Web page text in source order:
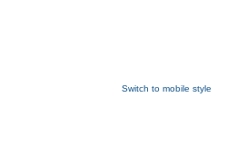
Switch to mobile style